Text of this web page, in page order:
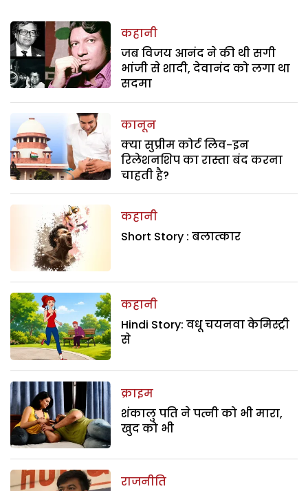
कहानी
जब विजय आनंद ने की थी सगी
भांजी से शादी, देवानंद को लगा था
सदमा
कानून
क्या सुप्रीम कोर्ट लिव-इन
रिलेशनशिप का रास्ता बंद करना
चाहती है?
कहानी
Short Story : बलात्कार
कहानी
Hindi Story: वधू चयनवा केमिस्ट्री
से
क्राइम
शंकालु पति ने पत्नी को भी मारा,
खुद को भी
राजनीति